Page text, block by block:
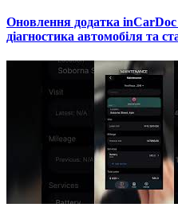
Оновлення додатка
діагностика автомобіля та